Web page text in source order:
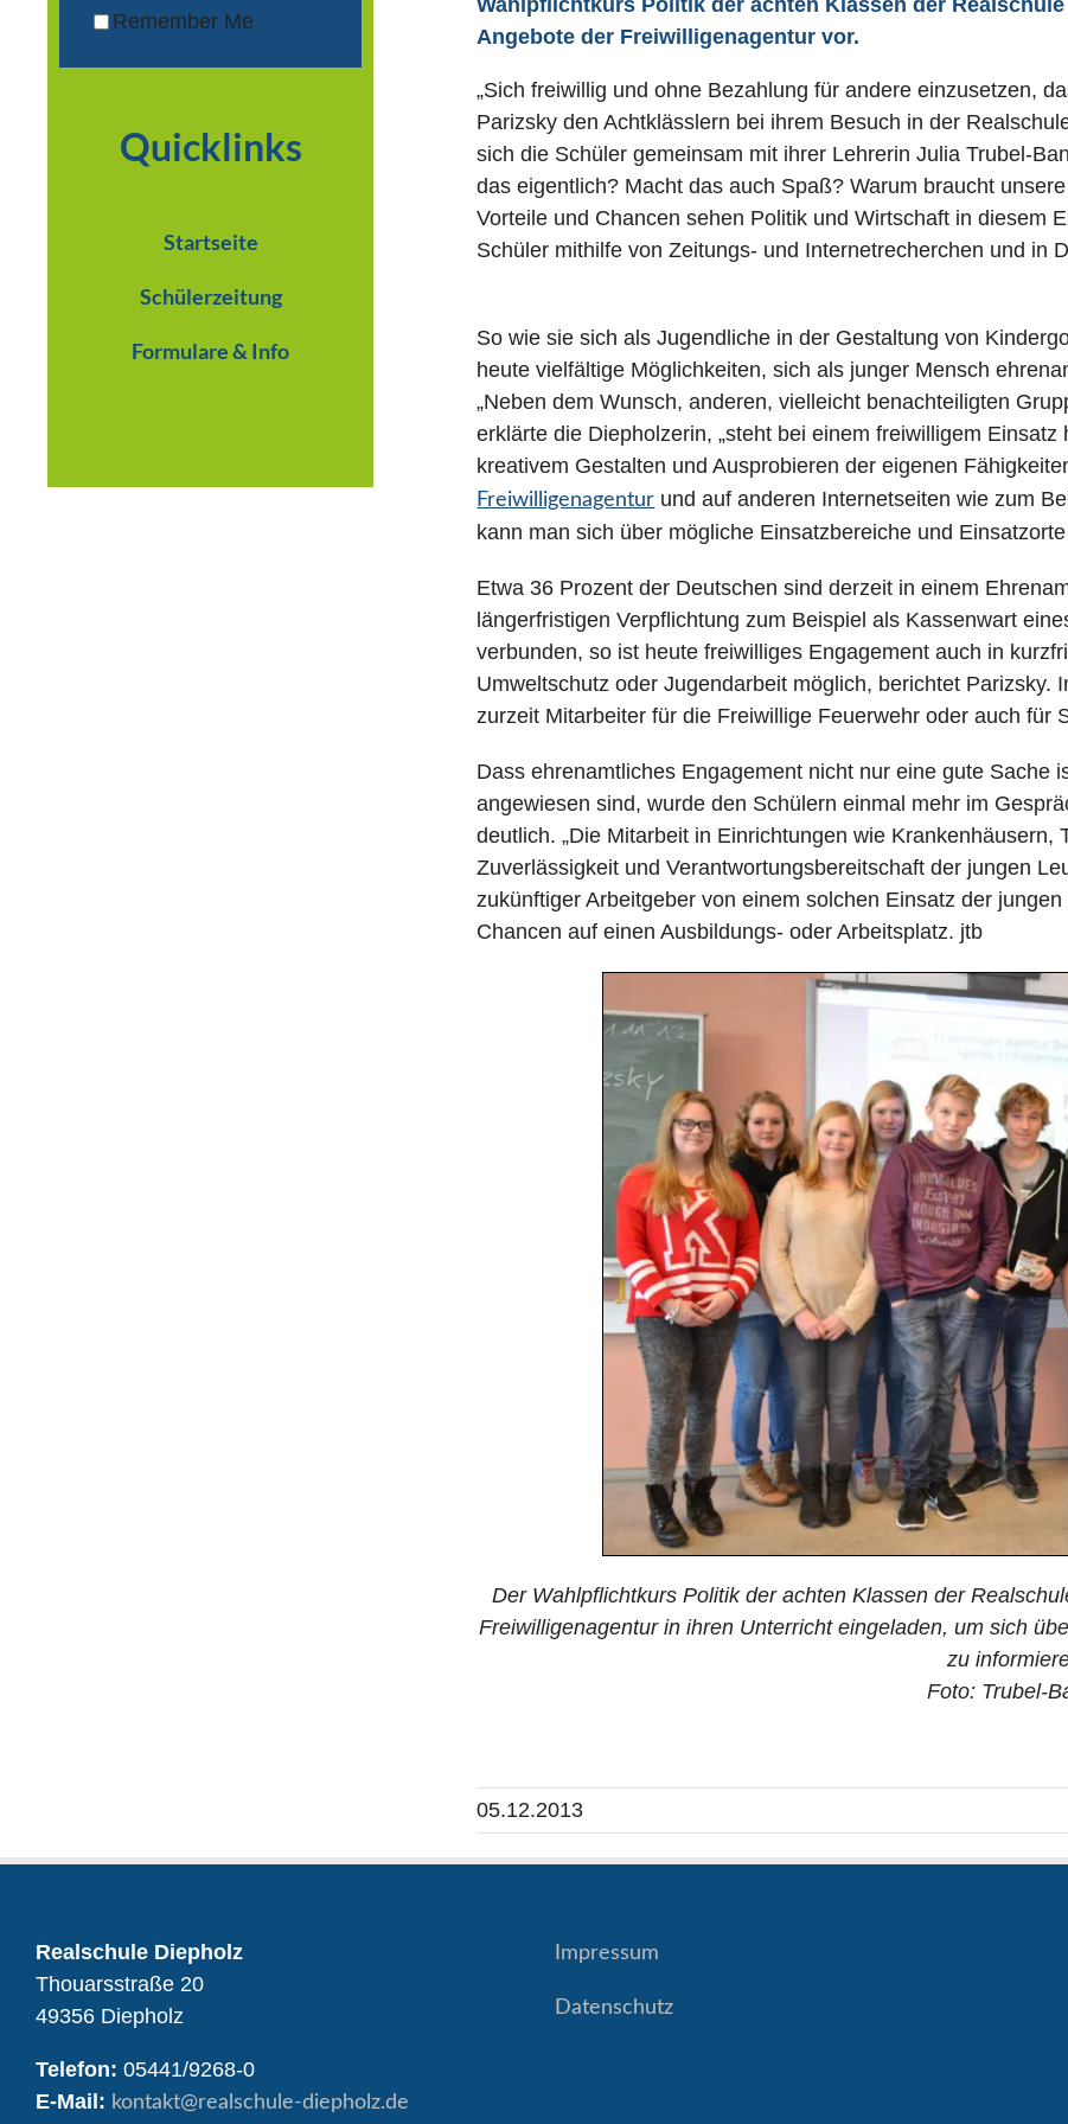
Wahlpflichtkurs Politik der achten Klassen der
Angebote der Freiwilligenagentur vor.
„Sich freiwillig und ohne Bezahlung für andere einzusetzen,
Parizsky den Achtklässlern bei ihrem Besuch in der
sich die Schüler gemeinsam mit ihrer Lehrerin Julia Trubel-
das eigentlich? Macht das auch Spaß? Warum braucht
Vorteile und Chancen sehen Politik und Wirtschaft in diesem
Schüler mithilfe von Zeitungs- und Internetrecherchen und in
So wie sie sich als Jugendliche in der Gestaltung von
heute vielfältige Möglichkeiten, sich als junger Mensch
„Neben dem Wunsch, anderen, vielleicht benachteiligten
erklärte die Diepholzerin, „steht bei einem freiwilligem
kreativem Gestalten und Ausprobieren der eigenen
Freiwilligenagentur und auf anderen Internetseiten wie zum
kann man sich über mögliche Einsatzbereiche und
Etwa 36 Prozent der Deutschen sind derzeit in einem
längerfristigen Verpflichtung zum Beispiel als Kassenwart
verbunden, so ist heute freiwilliges Engagement auch in
Umweltschutz oder Jugendarbeit möglich, berichtet Parizsky.
zurzeit Mitarbeiter für die Freiwillige Feuerwehr oder auch für
Dass ehrenamtliches Engagement nicht nur eine gute Sache
angewiesen sind, wurde den Schülern einmal mehr im
deutlich. „Die Mitarbeit in Einrichtungen wie
Zuverlässigkeit und Verantwortungsbereitschaft der jungen
zukünftiger Arbeitgeber von einem solchen Einsatz der
Chancen auf einen Ausbildungs- oder Arbeitsplatz. jtb
Der Wahlpflichtkurs Politik der achten Klassen der
Freiwilligenagentur in ihren Unterricht eingeladen, um sich
zu
Foto: Trubel-
05.12.2013
Remember Me
Quicklinks
Startseite
Schülerzeitung
Formulare & Info
Realschule Diepholz
Thouarsstraße 20
49356 Diepholz
Telefon: 05441/9268-0
E-Mail: kontakt@realschule-diepholz.de
Impressum
Datenschutz